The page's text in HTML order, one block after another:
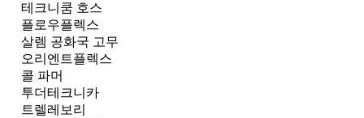
테크니쿰 호스
플로우플렉스
살렘 공화국 고무
오리엔트플렉스
콜 파머
투더테크니카
트렐레보리